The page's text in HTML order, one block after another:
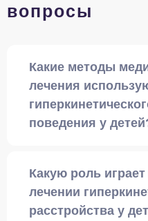
вопросы
Какие методы
лечения
поведения у
Какую роль
лечении
расстройства у